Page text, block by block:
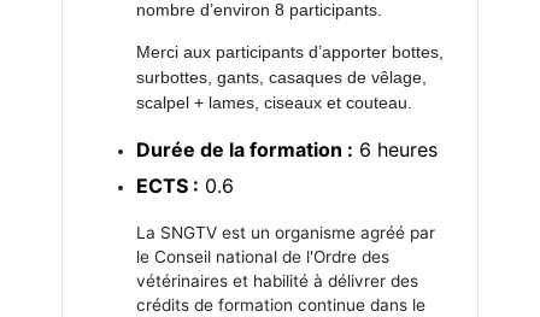
nombre d’environ 8 participants.
Merci aux participants d’apporter bottes,
surbottes, gants, casaques de vêlage,
scalpel + lames, ciseaux et couteau.
Durée de la formation : 6 heures
ECTS : 0.6
La SNGTV est un organisme agréé par
le Conseil national de l'Ordre des
vétérinaires et habilité à délivrer des
crédits de formation continue dans le